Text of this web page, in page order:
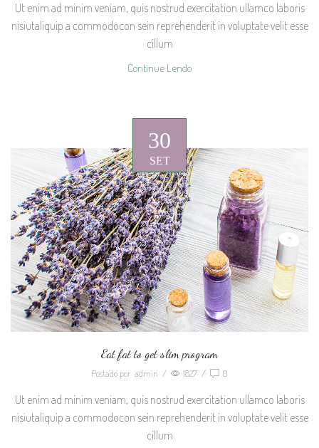
Ut enim ad minim veniam, quis nostrud exercitation ullamco laboris
nisiutaliquip a commodocon sein reprehenderit in voluptate velit esse
cillum
Continue Lendo
30
SET
Eat fat to get slim program
Postado por admin / 1827 / 0
Ut enim ad minim veniam, quis nostrud exercitation ullamco laboris
nisiutaliquip a commodocon sein reprehenderit in voluptate velit esse
cillum